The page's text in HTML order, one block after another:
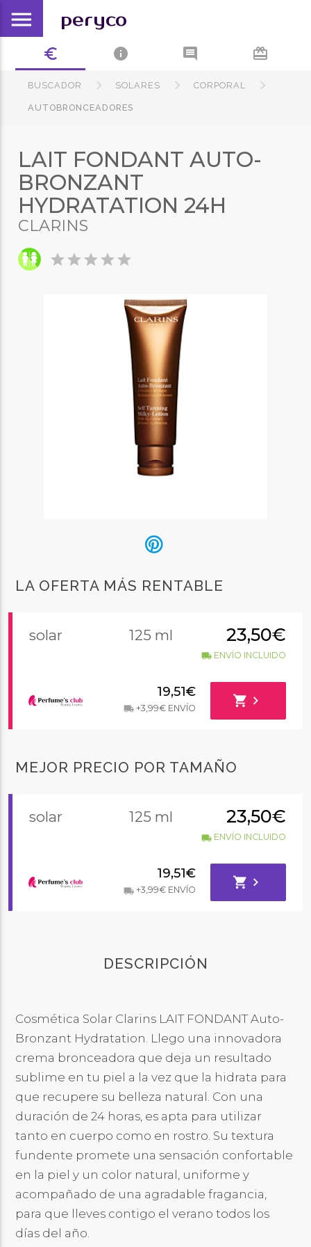
menu peryco
euro_symbol info comment card_giftcard
BUSCADOR SOLARES CORPORAL
AUTOBRONCEADORES
LAIT FONDANT AUTO-
BRONZANT
HYDRATATION 24H
CLARINS
starstarstarstarstar
LA OFERTA MÁS RENTABLE
solar 125 ml 23,50€
local_shippingENVÍO INCLUIDO
19,51€
local_shipping+3,99€ ENVÍO shopping_cart chevron_right
MEJOR PRECIO POR TAMAÑO
solar 125 ml 23,50€
local_shippingENVÍO INCLUIDO
19,51€
local_shipping+3,99€ ENVÍO shopping_cart chevron_right
DESCRIPCIÓN
Cosmética Solar Clarins LAIT FONDANT Auto-
Bronzant Hydratation. Llego una innovadora
crema bronceadora que deja un resultado
sublime en tu piel a la vez que la hidrata para
que recupere su belleza natural. Con una
duración de 24 horas, es apta para utilizar
tanto en cuerpo como en rostro. Su textura
fundente promete una sensación confortable
en la piel y un color natural, uniforme y
acompañado de una agradable fragancia,
para que lleves contigo el verano todos los
días del año.